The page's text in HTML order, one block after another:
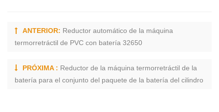
ANTERIOR: Reductor automático de la máquina
termorretráctil de PVC con batería 32650
PRÓXIMA : Reductor de la máquina termorretráctil de la
batería para el conjunto del paquete de la batería del cilindro